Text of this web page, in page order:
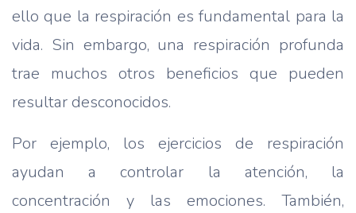
ello que la respiración es fundamental para la
vida. Sin embargo, una respiración profunda
trae muchos otros beneficios que pueden
resultar desconocidos.
Por ejemplo, los ejercicios de respiración
ayudan a controlar la atención, la
concentración y las emociones. También,